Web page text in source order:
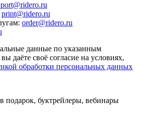
print@ridero.ru
: order@ridero.ru
данные по указанным
даёте своё согласие на условиях,
обработки персональных данных
буктрейлеры, вебинары